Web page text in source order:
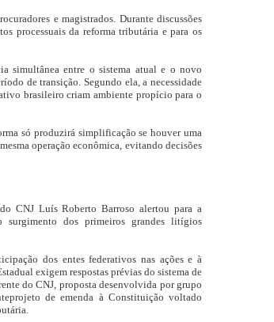
e magistrados. Durante discussões
processuais da reforma tributária e para os
simultânea entre o sistema atual e o novo
de transição. Segundo ela, a necessidade
brasileiro criam ambiente propício para o
só produzirá simplificação se houver uma
operação econômica, evitando decisões
CNJ Luís Roberto Barroso alertou para a
surgimento dos primeiros grandes litígios
dos entes federativos nas ações e à
exigem respostas prévias do sistema de
do CNJ, proposta desenvolvida por grupo
de emenda à Constituição voltado